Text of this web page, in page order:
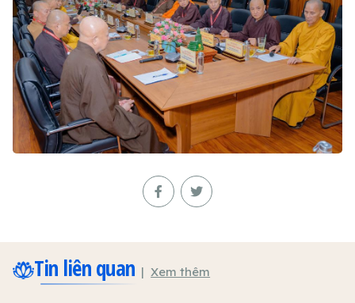
Tin liên quan Xem thêm